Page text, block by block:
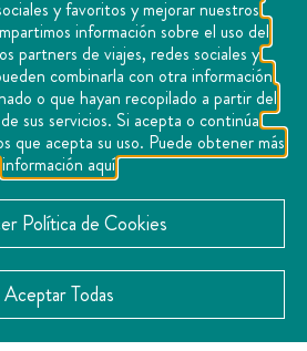
y favoritos y mejorar nuestros
información sobre el uso del
partners de viajes, redes sociales y
combinarla con otra información
o que hayan recopilado a partir del
sus servicios. Si acepta o continúa
que acepta su uso. Puede obtener más
información aquí
Política de Cookies
Aceptar Todas